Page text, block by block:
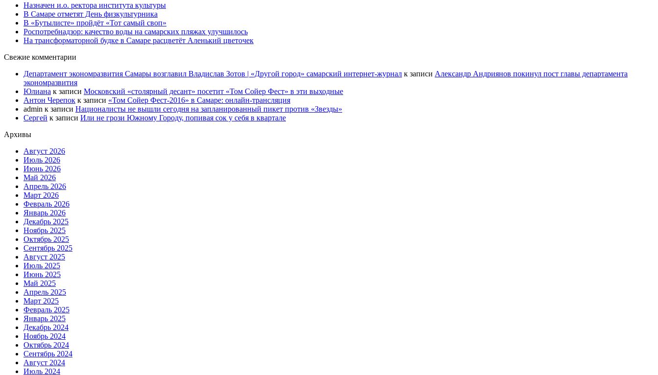
Назначен и.о. ректора института культуры
В Самаре отметят День физкультурника
В «Бутылисте» пройдёт «Тот самый своп»
Роспотребнадзор: качество воды на самарских пляжах улучшилось
На трансформаторной будке в Самаре расцветёт Аленький цветочек
Свежие комментарии
Департамент экономразвития Самары возглавил Владислав Зотов | «Другой город» самарский интернет-журнал к записи Александр Андриянов покинул пост главы департамента
экономразвития
Юлиана к записи Московский «столярный десант» посетит «Том Сойер Фест» в эти выходные
Антон Черепок к записи «Том Сойер Фест-2016» в Самаре: онлайн-трансляция
admin к записи Националисты не вышли сегодня на запланированный пикет против «Звезды»
Сергей к записи Или не грози Южному Городу, попивая сок у себя в квартале
Архивы
Август 2026
Июль 2026
Июнь 2026
Май 2026
Апрель 2026
Март 2026
Февраль 2026
Январь 2026
Декабрь 2025
Ноябрь 2025
Октябрь 2025
Сентябрь 2025
Август 2025
Июль 2025
Июнь 2025
Май 2025
Апрель 2025
Март 2025
Февраль 2025
Январь 2025
Декабрь 2024
Ноябрь 2024
Октябрь 2024
Сентябрь 2024
Август 2024
Июль 2024